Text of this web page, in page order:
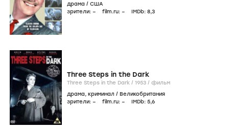
драма / США
зрители: – film.ru: – IMDb: 8,3
Three Steps in the Dark
Three Steps in the Dark / 1953 / фильм
драма, криминал / Великобритания
зрители: – film.ru: – IMDb: 5,6